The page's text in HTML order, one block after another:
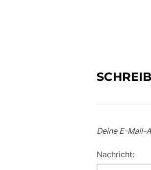
Deine E-Mail-
Nachricht: